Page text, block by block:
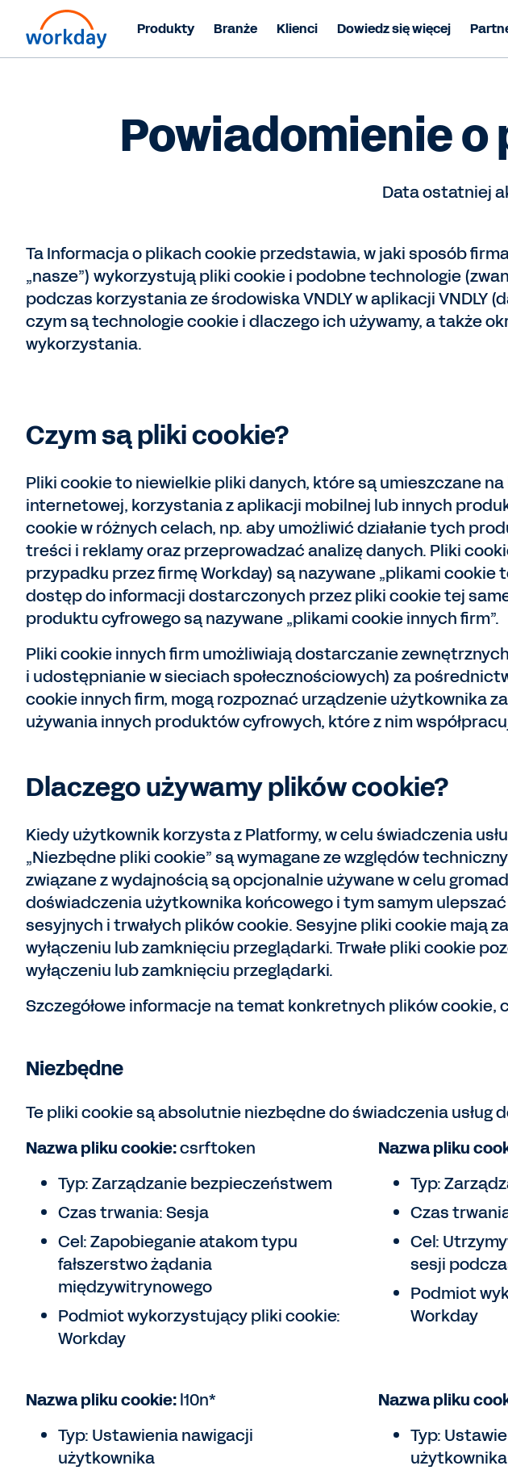
Produkty Branże Klienci Dowiedz się więcej
Powiadomienie o
Data ostatniej
Ta Informacja o plikach cookie przedstawia, w jaki sposób firma
„nasze”) wykorzystują pliki cookie i podobne technologie
podczas korzystania ze środowiska VNDLY w aplikacji VNDLY
czym są technologie cookie i dlaczego ich używamy, a także
wykorzystania.
Czym są pliki cookie?
Pliki cookie to niewielkie pliki danych, które są umieszczane
internetowej, korzystania z aplikacji mobilnej lub innych
cookie w różnych celach, np. aby umożliwić działanie tych
treści i reklamy oraz przeprowadzać analizę danych. Pliki
przypadku przez firmę Workday) są nazywane „plikami
dostęp do informacji dostarczonych przez pliki cookie tej
produktu cyfrowego są nazywane „plikami cookie innych firm”.
Pliki cookie innych firm umożliwiają dostarczanie
i udostępnianie w sieciach społecznościowych) za
cookie innych firm, mogą rozpoznać urządzenie użytkownika
używania innych produktów cyfrowych, które z nim
Dlaczego używamy plików cookie?
Kiedy użytkownik korzysta z Platformy, w celu świadczenia
„Niezbędne pliki cookie” są wymagane ze względów
związane z wydajnością są opcjonalnie używane w celu
doświadczenia użytkownika końcowego i tym samym
sesyjnych i trwałych plików cookie. Sesyjne pliki cookie mają
wyłączeniu lub zamknięciu przeglądarki. Trwałe pliki cookie
wyłączeniu lub zamknięciu przeglądarki.
Szczegółowe informacje na temat konkretnych plików
Niezbędne
Te pliki cookie są absolutnie niezbędne do świadczenia
Nazwa pliku cookie:csrftoken
Typ: Zarządzanie bezpieczeństwem
Czas trwania: Sesja
Cel: Zapobieganie atakom typu
fałszerstwo żądania
międzywitrynowego
Podmiot wykorzystujący pliki cookie:
Workday
Nazwa pliku
Typ:
Czas
Cel:
sesji
Podmiot
Workday
Nazwa pliku cookie:l10n*
Typ: Ustawienia nawigacji
użytkownika
Nazwa pliku
Typ:
użytkownika